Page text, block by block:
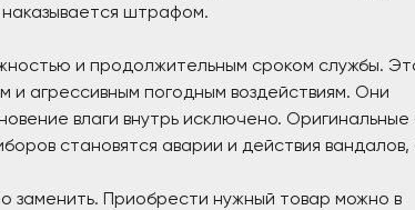
штрафом.
и продолжительным сроком службы.
агрессивным погодным воздействиям. Они
влаги внутрь исключено.
становятся аварии и действия вандалов,
заменить. Приобрести нужный товар можно в